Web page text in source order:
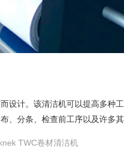
设计。该清洁机可以提高多种
、分条、检查前工序以及许多其
TWC卷材清洁机